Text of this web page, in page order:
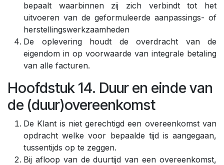
bepaalt waarbinnen zij zich verbindt tot het
uitvoeren van de geformuleerde aanpassings- of
herstellingswerkzaamheden
De oplevering houdt de overdracht van de
eigendom in op voorwaarde van integrale betaling
van alle facturen.
Hoofdstuk 14. Duur en einde van
de (duur)overeenkomst
De Klant is niet gerechtigd een overeenkomst van
opdracht welke voor bepaalde tijd is aangegaan,
tussentijds op te zeggen.
Bij afloop van de duurtijd van een overeenkomst,